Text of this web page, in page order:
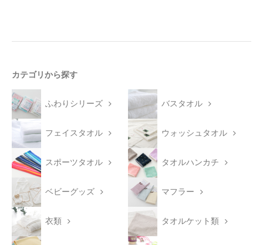
カテゴリから探す
ふわりシリーズ バスタオル
フェイスタオル ウォッシュタオル
スポーツタオル タオルハンカチ
ベビーグッズ マフラー
衣類 タオルケット類